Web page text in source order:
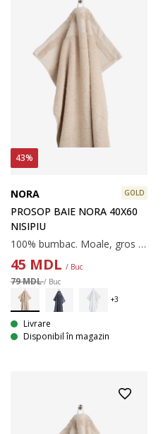
43%
NORA GOLD
PROSOP BAIE NORA 40X60
NISIPIU
100% bumbac. Moale, gros și foarte absorbant. 600 g/m². 40x60 cm
45 MDL / Buc
79 MDL/ Buc
Livrare
Disponibil în magazin